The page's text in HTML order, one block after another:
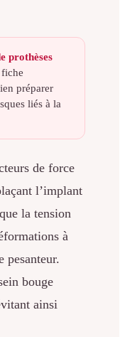
prothèses
préparer
liés à la
de force
l’implant
la tension
à
pesanteur.
bouge
ainsi